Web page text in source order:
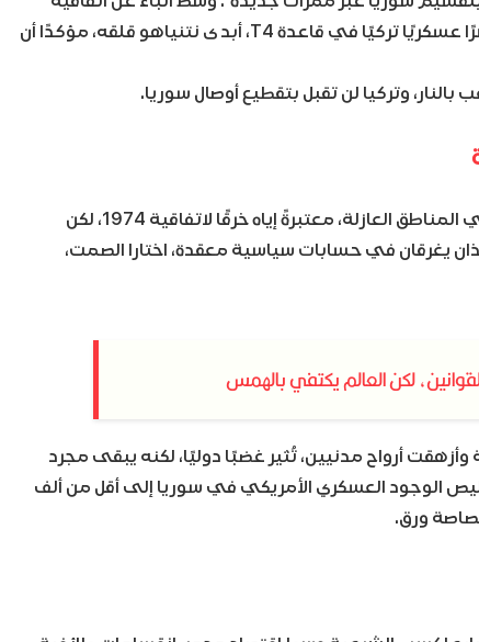
دفاع محتملة بين تركيا وسوريا، تشمل نشرًا عسكريًا تركيًا في قاعدة T4، أبدى نتنياهو قلقه، مؤكدًا أن
وتركيا لن تقبل بتقطيع أوصال سوريا.
الأمم المتحدة أدانت التوغل الإسرائيلي في المناطق العازلة، معتبرةً إياه خرقًا لاتفاقية 1974، لكن
يغرقان في حسابات سياسية معقدة، اختارا الصمت،
لكن العالم يكتفي بالهمس
وأزهقت أرواح مدنيين، تُثير غضبًا دوليًا، لكنه يبقى مجرد
الوجود العسكري الأمريكي في سوريا إلى أقل من ألف
ورق.